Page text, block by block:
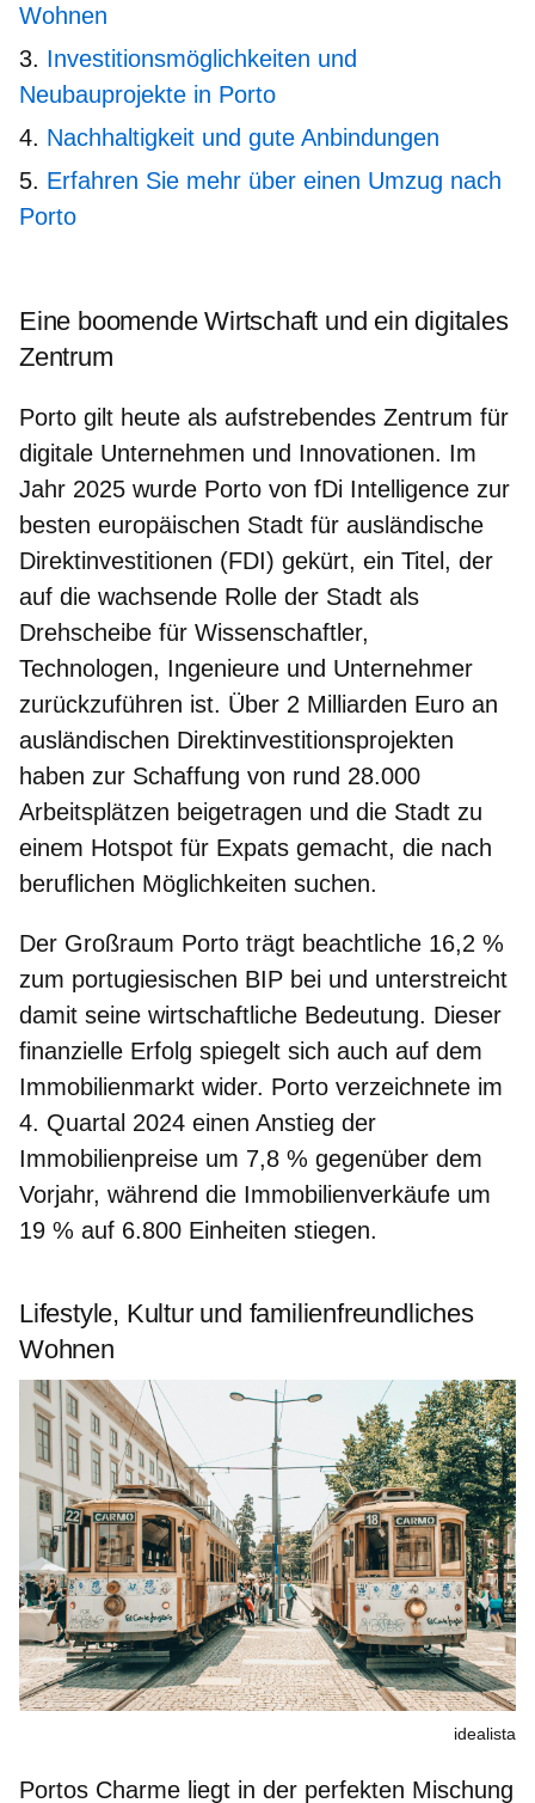
Wohnen
Investitionsmöglichkeiten und
Neubauprojekte in Porto
Nachhaltigkeit und gute Anbindungen
Erfahren Sie mehr über einen Umzug nach
Porto
Eine boomende Wirtschaft und ein digitales
Zentrum
Porto gilt heute als aufstrebendes Zentrum für
digitale Unternehmen und Innovationen. Im
Jahr 2025 wurde Porto von fDi Intelligence zur
besten europäischen Stadt für ausländische
Direktinvestitionen (FDI) gekürt, ein Titel, der
auf die wachsende Rolle der Stadt als
Drehscheibe für Wissenschaftler,
Technologen, Ingenieure und Unternehmer
zurückzuführen ist. Über 2 Milliarden Euro an
ausländischen Direktinvestitionsprojekten
haben zur Schaffung von rund 28.000
Arbeitsplätzen beigetragen und die Stadt zu
einem Hotspot für Expats gemacht, die nach
beruflichen Möglichkeiten suchen.
Der Großraum Porto trägt beachtliche 16,2 %
zum portugiesischen BIP bei und unterstreicht
damit seine wirtschaftliche Bedeutung. Dieser
finanzielle Erfolg spiegelt sich auch auf dem
Immobilienmarkt wider. Porto verzeichnete im
4. Quartal 2024 einen Anstieg der
Immobilienpreise um 7,8 % gegenüber dem
Vorjahr, während die Immobilienverkäufe um
19 % auf 6.800 Einheiten stiegen.
Lifestyle, Kultur und familienfreundliches
Wohnen
idealista
Portos Charme liegt in der perfekten Mischung